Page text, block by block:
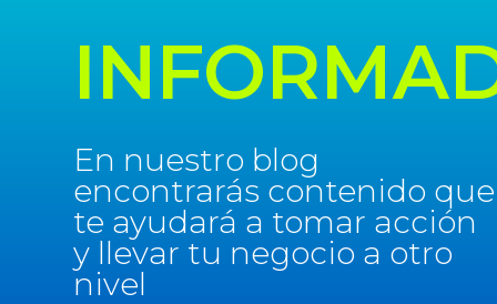
En nuestro blog
encontrarás contenido que
te ayudará a tomar acción
y llevar tu negocio a otro
nivel